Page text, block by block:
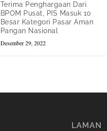
Terima Penghargaan Dari
BPOM Pusat, PIS Masuk 10
Besar Kategori Pasar Aman
Pangan Nasional
Desember 29, 2022
LAMAN